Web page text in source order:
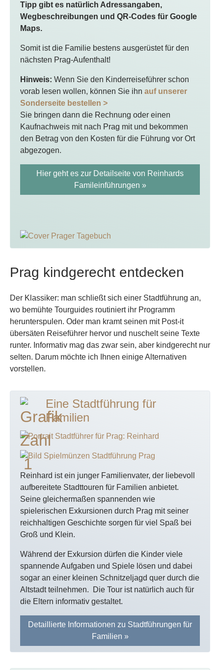
Tipp gibt es natürlich Adressangaben,
Wegbeschreibungen und QR-Codes für Google
Maps.
Somit ist die Familie bestens ausgerüstet für den
nächsten Prag-Aufenthalt!
Hinweis: Wenn Sie den Kinderreiseführer schon
vorab lesen wollen, können Sie ihn auf unserer
Sonderseite bestellen >
Sie bringen dann die Rechnung oder einen
Kaufnachweis mit nach Prag mit und bekommen
den Betrag von den Kosten für die Führung vor Ort
abgezogen.
Hier geht es zur Detailseite von Reinhards
Famileinführungen »
Prag kindgerecht entdecken
Der Klassiker: man schließt sich einer Stadtführung an,
wo bemühte Tourguides routiniert ihr Programm
herunterspulen. Oder man kramt seinen mit Post-it
übersäten Reiseführer hervor und nuschelt seine Texte
runter. Informativ mag das zwar sein, aber kindgerecht nur
selten. Darum möchte ich Ihnen einige Alternativen
vorstellen.
Eine Stadtführung für
Familien
Reinhard ist ein junger Familienvater, der liebevoll
aufbereitete Stadttouren für Familien anbietet.
Seine gleichermaßen spannenden wie
spielerischen Exkursionen durch Prag mit seiner
reichhaltigen Geschichte sorgen für viel Spaß bei
Groß und Klein.
Während der Exkursion dürfen die Kinder viele
spannende Aufgaben und Spiele lösen und dabei
sogar an einer kleinen Schnitzeljagd quer durch die
Altstadt teilnehmen. Die Tour ist natürlich auch für
die Eltern informativ gestaltet.
Detaillierte Informationen zu Stadtführungen für
Familien »